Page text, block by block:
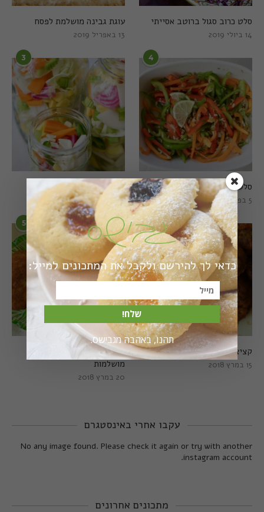
עוגת גבינה מושלמת לפסח
13 באפריל 2019
סלט כרוב סגול ברוטב אסייתי
14 ביולי 2019
3
חמוצים מהירים
1 באוגוסט 2022
4
סלט פלפלים טרי וצבעוני
5 בפברואר 2021
5
קציצות כרישה טבעוניות
מושלמות
20 במרץ 2018
6
קציצות כרישה מושלמות
15 במרץ 2018
עקבו אחרי באינסטגרם
No any image found. Please check it again or try with another
instagram account.
מתכונים אחרונים
כדאי לך להירשם ולקבל את המתכונים למייל:
שלח!
תהנו, באהבה מגבישס.